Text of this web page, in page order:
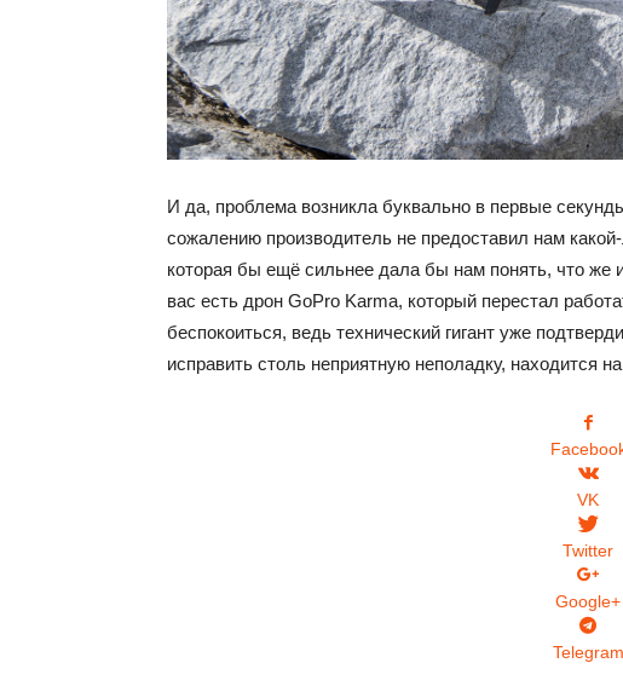
И да, проблема возникла буквально в первые
сожалению производитель не предоставил нам
которая бы ещё сильнее дала бы нам понять, что
вас есть дрон GoPro Karma, который перестал
беспокоиться, ведь технический гигант уже
исправить столь неприятную неполадку, находится
VK
Twitter
Google+
Telegram